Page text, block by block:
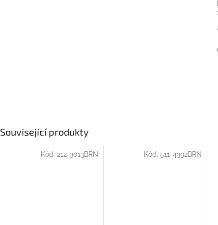
Související produkty
Kód: 212-3013BRN Kód: 511-4392BRN